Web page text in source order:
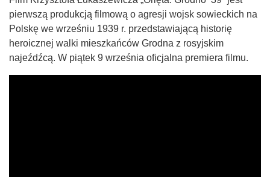
pierwszą produkcją filmową o agresji wojsk sowieckich na
Polskę we wrześniu 1939 r. przedstawiającą historię
heroicznej walki mieszkańców Grodna z rosyjskim
najeźdźcą. W piątek 9 września oficjalna premiera filmu.